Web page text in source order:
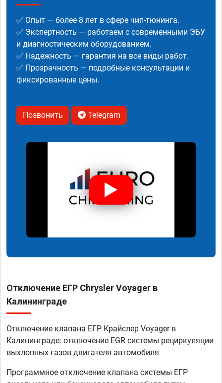
✅ Опыт — более 8 лет в сфере чип-тюнинга.
✅ Экспертность — работаем с современными ЭБУ
и диагностическим оборудованием.
✅ Надежность — гарантия на все виды работ.
✅ Прозрачность — подробные консультации и
фиксированные цены.
Позвонить Telegram
Отключение ЕГР Chrysler Voyager в
Калининграде
Отключение клапана ЕГР Крайслер Voyager в
Калининграде: отключение EGR системы рециркуляции
выхлопных газов двигателя автомобиля
Программное отключение клапана системы ЕГР